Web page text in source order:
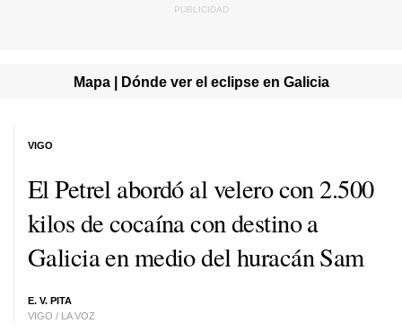
Mapa | Dónde ver el eclipse en Galicia
El Petrel abordó al velero con 2.500
kilos de cocaína con destino a
Galicia en medio del huracán Sam
E. V. PITA
VIGO / LA VOZ
VIGO